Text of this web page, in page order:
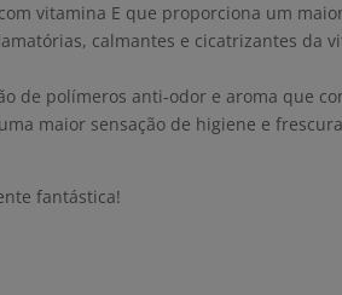
vitamina E que proporciona um
calmantes e cicatrizantes da
de polímeros anti-odor e aroma que
maior sensação de higiene e
fantástica!